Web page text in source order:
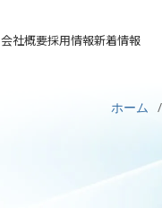
会社概要採用情報新着情報
ホーム